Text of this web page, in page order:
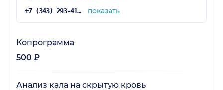
+7 (343) 293-41-38 показать
Копрограмма
500 ₽
Анализ кала на скрытую кровь